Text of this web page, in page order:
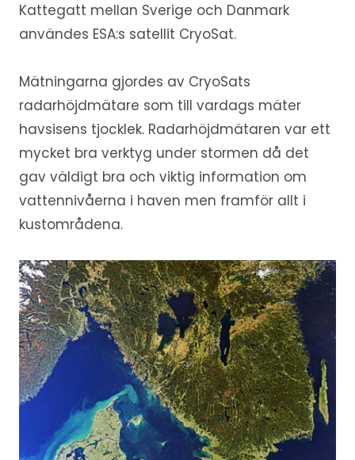
Kattegatt mellan Sverige och Danmark
användes ESA:s satellit CryoSat.
Mätningarna gjordes av CryoSats
radarhöjdmätare som till vardags mäter
havsisens tjocklek. Radarhöjdmätaren var ett
mycket bra verktyg under stormen då det
gav väldigt bra och viktig information om
vattennivåerna i haven men framför allt i
kustområdena.